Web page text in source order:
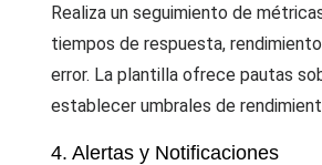
Realiza un seguimiento de
tiempos de respuesta,
error. La plantilla ofrece pautas
establecer umbrales de
4. Alertas y Notificaciones